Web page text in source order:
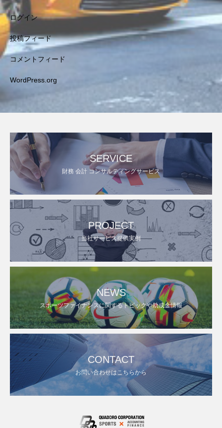
ログイン
投稿フィード
コメントフィード
WordPress.org
SERVICE
財務 会計 コンサルティングサービス
PROJECT
当社サービス提供実例
NEWS
スポーツファイナンスに関するトピックや助成金情報
CONTACT
お問い合わせはこちらから